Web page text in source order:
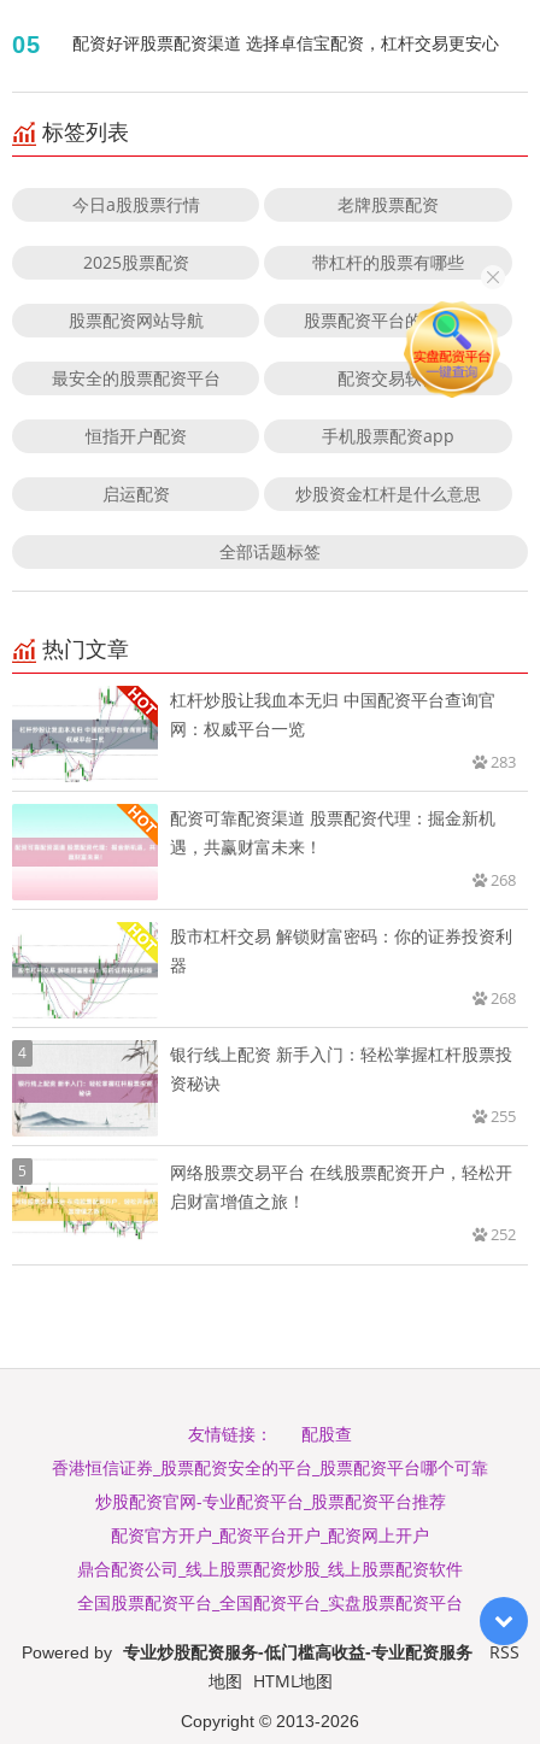
05 配资好评股票配资渠道 选择卓信宝配资，杠杆交易更安心
标签列表
今日a股股票行情 老牌股票配资
2025股票配资 带杠杆的股票有哪些
股票配资网站导航 股票配资平台的小知识
最安全的股票配资平台 配资交易软件
恒指开户配资 手机股票配资app
启运配资 炒股资金杠杆是什么意思
全部话题标签
热门文章
杠杆炒股让我血本无归 中国配资平台查询官
网：权威平台一览
283
配资可靠配资渠道 股票配资代理：掘金新机
遇，共赢财富未来！
268
股市杠杆交易 解锁财富密码：你的证券投资利
器
268
4
银行线上配资 新手入门：轻松掌握杠杆股票投
资秘诀
255
5
网络股票交易平台 在线股票配资开户，轻松开
启财富增值之旅！
252
友情链接：
配股查
香港恒信证券_股票配资安全的平台_股票配资平台哪个可靠
炒股配资官网-专业配资平台_股票配资平台推荐
配资官方开户_配资平台开户_配资网上开户
鼎合配资公司_线上股票配资炒股_线上股票配资软件
全国股票配资平台_全国配资平台_实盘股票配资平台
Powered by 专业炒股配资服务-低门槛高收益-专业配资服务
RSS
地图 HTML地图
Copyright © 2013-2026